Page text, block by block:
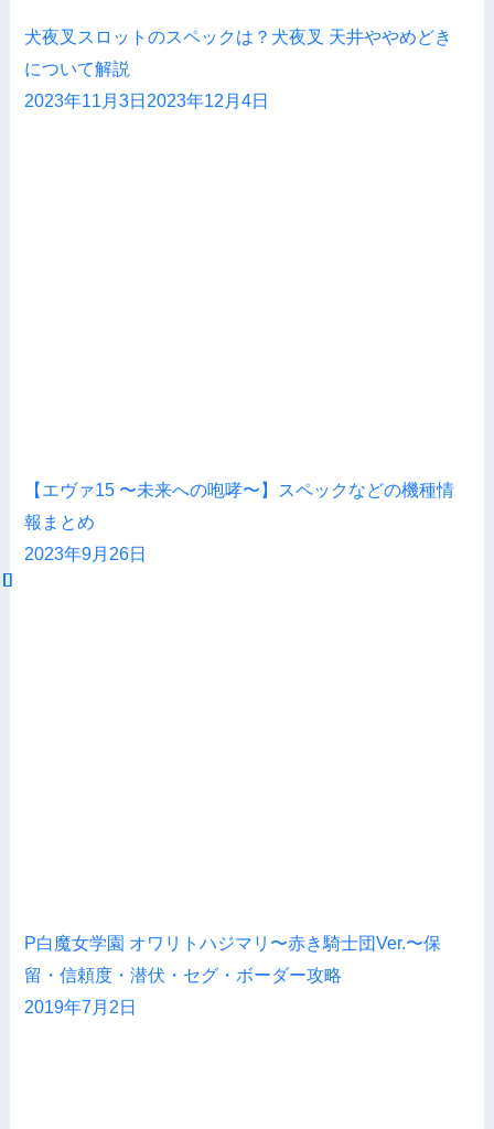
犬夜叉スロットのスペックは？犬夜叉 天井ややめどき
について解説
2023年11月3日 2023年12月4日
【エヴァ15 〜未来への咆哮〜】スペックなどの機種情
報まとめ
2023年9月26日
P白魔女学園 オワリトハジマリ〜赤き騎士団Ver.〜保
留・信頼度・潜伏・セグ・ボーダー攻略
2019年7月2日